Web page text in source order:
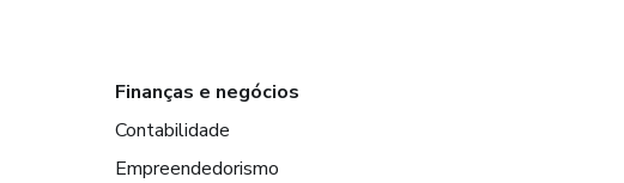
Finanças e negócios
Contabilidade
Empreendedorismo